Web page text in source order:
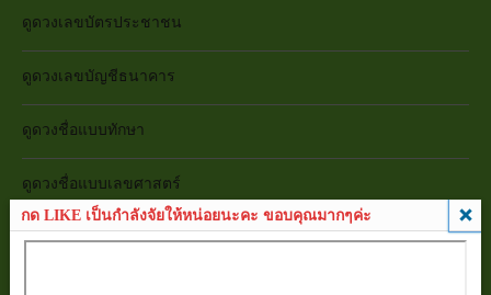
ดูดวงเลขบัตรประชาชน
ดูดวงเลขบัญชีธนาคาร
ดูดวงชื่อแบบทักษา
ดูดวงชื่อแบบเลขศาสตร์
เซียมซี
กด LIKE เป็นกำลังจัยให้หน่อยนะคะ ขอบคุณมากๆค่ะ